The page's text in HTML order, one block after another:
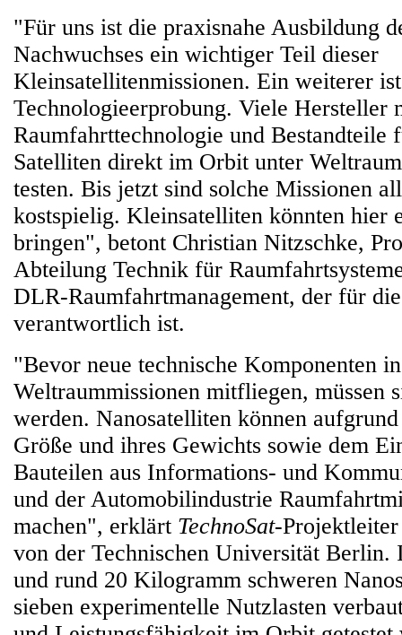
"Für uns ist die praxisnahe Ausbildung
Nachwuchses ein wichtiger Teil dieser
Kleinsatellitenmissionen. Ein weiterer
Technologieerprobung. Viele Hersteller
Raumfahrttechnologie und Bestandteile
Satelliten direkt im Orbit unter
testen. Bis jetzt sind solche Missionen
kostspielig. Kleinsatelliten könnten hier
bringen", betont Christian Nitzschke,
Abteilung Technik für
DLR-Raumfahrtmanagement, der für
verantwortlich ist.
"Bevor neue technische Komponenten
Weltraummissionen mitfliegen, müssen
werden. Nanosatelliten können
Größe und ihres Gewichts sowie dem
Bauteilen aus Informations- und
und der Automobilindustrie
machen", erklärt TechnoSat-
von der Technischen Universität Berlin.
und rund 20 Kilogramm schweren
sieben experimentelle Nutzlasten